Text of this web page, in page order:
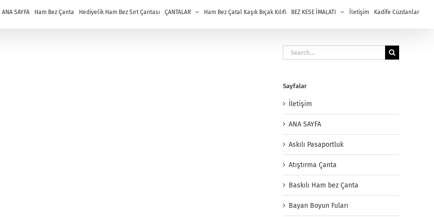
ANA SAYFA Ham Bez Çanta Hediyelik Ham Bez Sırt Çantası ÇANTALAR Ham Bez Çatal Kaşık Bıçak Kılıfı BEZ KESE İMALATI İletişim Kadife Cüzdanlar
Search
for:
Sayfalar
İletişim
ANA SAYFA
Askılı Pasaportluk
Atıştırma Çanta
Baskılı Ham bez Çanta
Bayan Boyun Fuları